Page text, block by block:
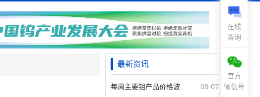
最新资讯
每周主要钼产品价格波
08-07
在线
咨询
官方
微信号